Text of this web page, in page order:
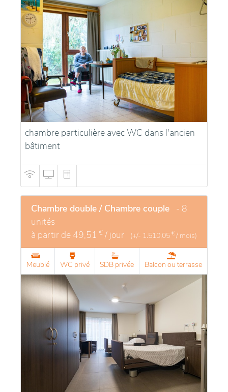
chambre particulière avec WC dans l'ancien
bâtiment
Chambre double / Chambre couple - 8
unités
à partir de 49,51 € / jour (+/- 1.510,05 € / mois)
Meublé WC privé SDB privée Balcon ou terrasse